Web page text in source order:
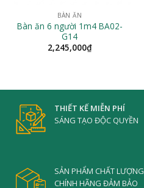
BÀN ĂN
Bàn ăn 6 người 1m4 BA02-
G14
2,245,000₫
THIẾT KẾ MIỄN PHÍ
SÁNG TẠO ĐỘC QUYỀN
SẢN PHẨM CHẤT LƯỢNG
CHÍNH HÃNG ĐẢM BẢO